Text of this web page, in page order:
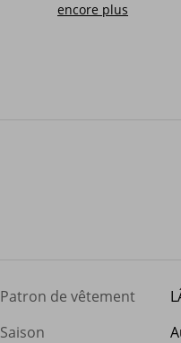
encore plus
Patron de vêtement
Saison